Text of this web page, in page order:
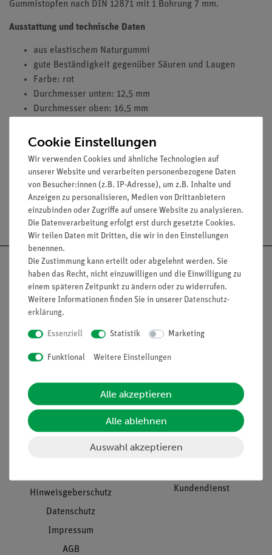
Gummistopfen nach DIN 12871 mit 1 Bohrung 7 mm.
Ausstattung und technische Daten
aus elastischem Naturgummi
gute Beständigkeit gegenüber Säuren und Laugen
Farbe: rot
Durchmesser unten: 12,5 mm
Durchmesser oben: 16,5 mm
passend für:
Reagenzglas 16 x 160 mm
Versandkostenfrei ab 300,- €
Nach oben
Informationen
Projekte und Lösungen
Hinweisgeberschutz
Datenschutz
Impressum
AGB
Übersicht Service
Beratung & Showroom
Einräumservice
Kundendienst
Cookie Einstellungen
Wir verwenden Cookies und ähnliche Technologien auf
unserer Website und verarbeiten personenbezogene Daten
von Besucher:innen (z.B. IP-Adresse), um z.B. Inhalte und
Anzeigen zu personalisieren, Medien von Drittanbietern
einzubinden oder Zugriffe auf unsere Website zu analysieren.
Die Datenverarbeitung erfolgt erst durch gesetzte Cookies.
Wir teilen Daten mit Dritten, die wir in den Einstellungen
benennen.
Die Zustimmung kann erteilt oder abgelehnt werden. Sie
haben das Recht, nicht einzuwilligen und die Einwilligung zu
einem späteren Zeitpunkt zu ändern oder zu widerrufen.
Weitere Informationen finden Sie in unserer Daten­schutz­
erklärung.
Essenziell Statistik Marketing
Funktional Weitere Einstellungen
Alle akzeptieren
Alle ablehnen
Auswahl akzeptieren